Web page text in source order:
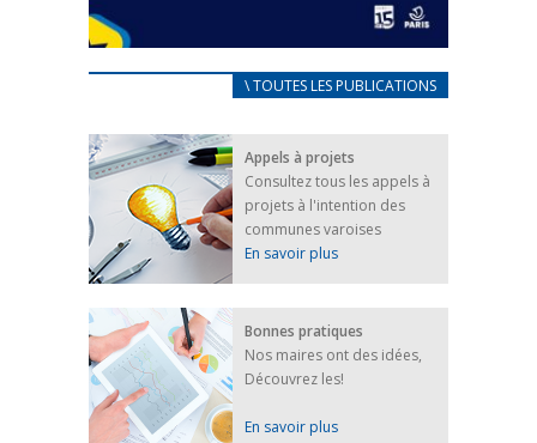
CARNET D’ACCUEIL
25 avril 2022
Afin d’accompagner au mieux les réfugiés
ukrainiens arrivés en France,...
FEUILLETER
\ TOUTES LES PUBLICATIONS
Appels à projets
Consultez tous les appels à
projets à l'intention des
communes varoises
En savoir plus
Bonnes pratiques
Nos maires ont des idées,
Découvrez les!
En savoir plus